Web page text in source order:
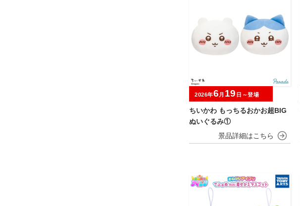
ちいかわ もっちるおかお超BIG
ぬいぐるみ①
2026年6 月 19 日～登場